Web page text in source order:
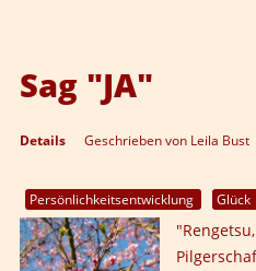
Sag "JA"
Details Geschrieben von Leila Bust
Persönlichkeitsentwicklung Glück